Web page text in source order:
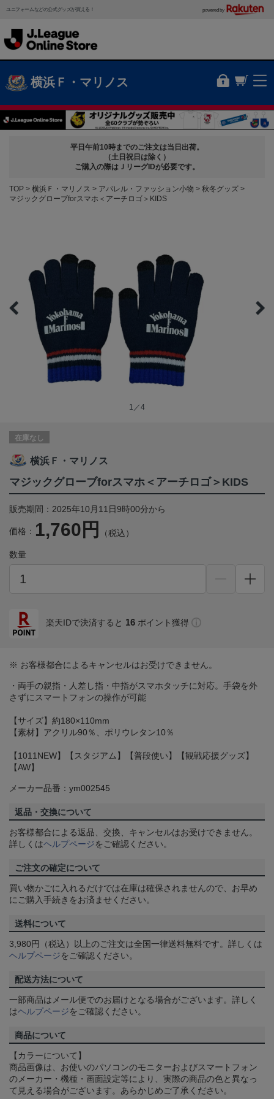
ユニフォームなどの公式グッズが買える！ powered by
横浜Ｆ・マリノス
平日午前10時までのご注文は当日出荷。
（土日祝日は除く）
ご購入の際はＪリーグIDが必要です。
TOP 横浜Ｆ・マリノス アパレル・ファッション小物
秋冬グッズ
マジックグローブforスマホ＜アーチロゴ＞KIDS
1／4
在庫なし
横浜Ｆ・マリノス
マジックグローブforスマホ＜アーチロゴ＞KIDS
販売期間：2025年10月11日9時00分から
価格： 1,760円 （税込）
数量
楽天IDで決済すると 16 ポイント獲得
※ お客様都合によるキャンセルはお受けできません。
・両手の親指・人差し指・中指がスマホタッチに対応。手袋を外
さずにスマートフォンの操作が可能
【サイズ】約180×110mm
【素材】アクリル90％、ポリウレタン10％
【1011NEW】【スタジアム】【普段使い】【観戦応援グッズ】
【AW】
メーカー品番：ym002545
返品・交換について
お客様都合による返品、交換、キャンセルはお受けできません。
詳しくはヘルプページをご確認ください。
ご注文の確定について
買い物かごに入れるだけでは在庫は確保されませんので、お早め
にご購入手続きをお済ませください。
送料について
3,980円（税込）以上のご注文は全国一律送料無料です。詳しくは
ヘルプページをご確認ください。
配送方法について
一部商品はメール便でのお届けとなる場合がございます。詳しく
はヘルプページをご確認ください。
商品について
【カラーについて】
商品画像は、お使いのパソコンのモニターおよびスマートフォン
のメーカー・機種・画面設定等により、実際の商品の色と異なっ
て見える場合がございます。あらかじめご了承ください。